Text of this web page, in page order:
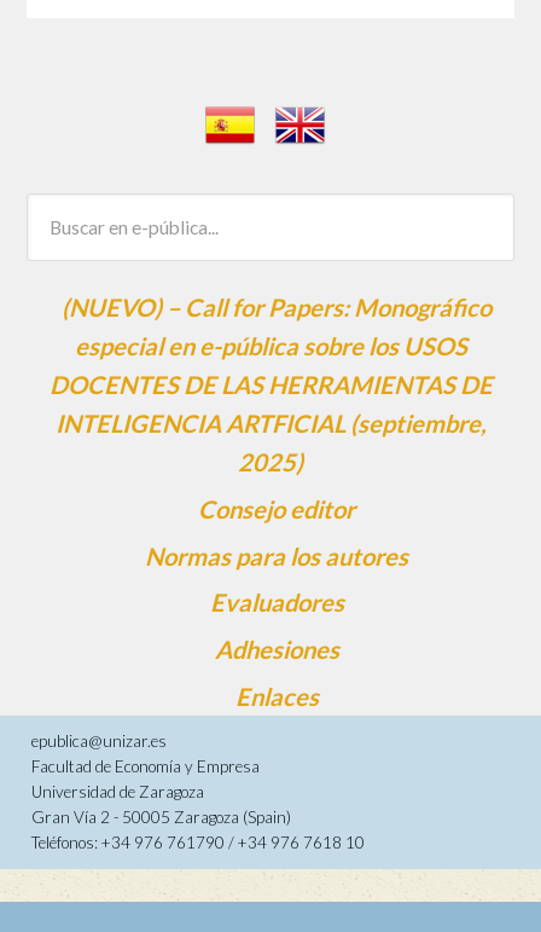
(NUEVO) – Call for Papers: Monográfico
especial en e-pública sobre los USOS
DOCENTES DE LAS HERRAMIENTAS DE
INTELIGENCIA ARTFICIAL (septiembre,
2025)
Consejo editor
Normas para los autores
Evaluadores
Adhesiones
Enlaces
epublica@unizar.es
Facultad de Economía y Empresa
Universidad de Zaragoza
Gran Vía 2 - 50005 Zaragoza (Spain)
Teléfonos: +34 976 761790 / +34 976 7618 10